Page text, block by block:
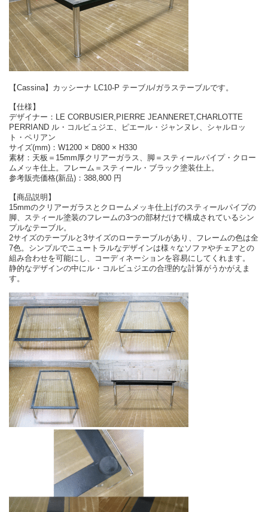
【Cassina】カッシーナ LC10-P テーブル/ガラステーブルです。
【仕様】
デザイナー：LE CORBUSIER,PIERRE JEANNERET,CHARLOTTE
PERRIAND ル・コルビュジエ、ピエール・ジャンヌレ、シャルロッ
ト・ペリアン
サイズ(mm)：W1200 × D800 × H330
素材：天板＝15mm厚クリアーガラス、脚＝スティールパイプ・クロー
ムメッキ仕上。フレーム＝スティール・ブラック塗装仕上。
参考販売価格(新品)：388,800 円
【商品説明】
15mmのクリアーガラスとクロームメッキ仕上げのスティールパイプの
脚、スティール塗装のフレームの3つの部材だけで構成されているシン
プルなテーブル。
2サイズのテーブルと3サイズのローテーブルがあり、フレームの色は全
7色。シンプルでニュートラルなデザインは様々なソファやチェアとの
組み合わせを可能にし、コーディネーションを容易にしてくれます。
静的なデザインの中にル・コルビュジエの合理的な計算がうかがえま
す。